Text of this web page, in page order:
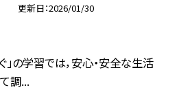
更新日 2026/01/30
の学習では，安心・安全な生活
調...